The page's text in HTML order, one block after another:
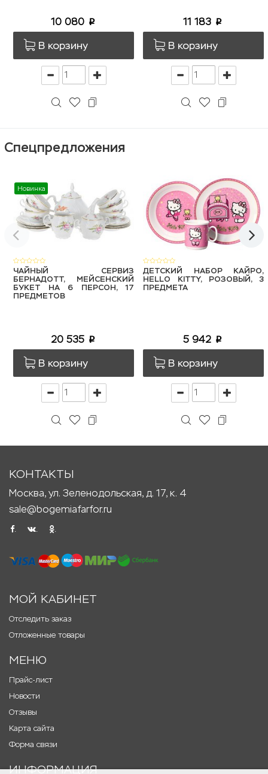
10 080 p
В корзину
11 183 p
В корзину
Спецпредложения
ЧАЙНЫЙ СЕРВИЗ
БЕРНАДОТТ, МЕЙСЕНСКИЙ
БУКЕТ НА 6 ПЕРСОН, 17
ПРЕДМЕТОВ
Новинка
20 535 p
В корзину
ДЕТСКИЙ НАБОР КАЙРО,
HELLO KITTY, РОЗОВЫЙ, 3
ПРЕДМЕТА
5 942 p
В корзину
КОНТАКТЫ
Москва, ул. Зеленодольская, д. 17, к. 4
sale@bogemiafarfor.ru
.
МОЙ КАБИНЕТ
Отследить заказ
Отложенные товары
МЕНЮ
Прайс-лист
Новости
Отзывы
Карта сайта
Форма связи
ИНФОРМАЦИЯ